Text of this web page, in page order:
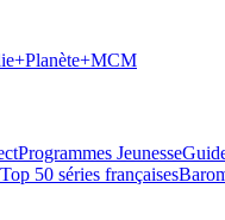
Planète+MCM
Programmes Jeunesse
Top 50 séries françaises